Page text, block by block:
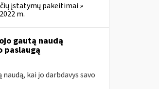
įstatymų pakeitimai »
m.
gautą naudą
paslaugą
kai jo darbdavys savo